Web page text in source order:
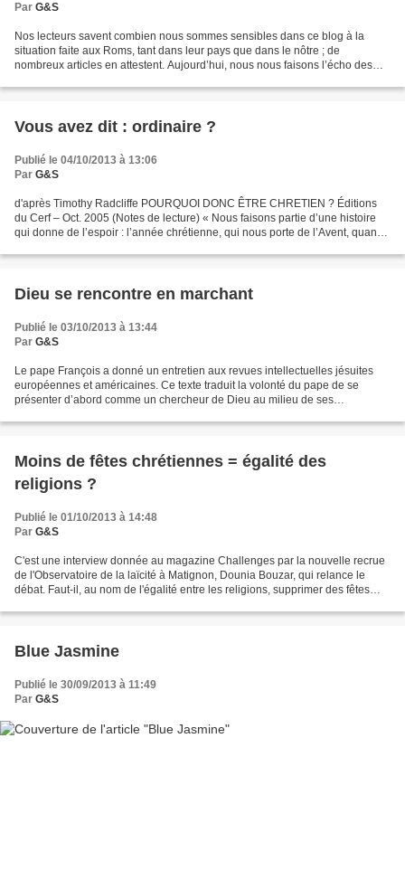
Par G&S
Nos lecteurs savent combien nous sommes sensibles dans ce blog à la
situation faite aux Roms, tant dans leur pays que dans le nôtre ; de
nombreux articles en attestent. Aujourd’hui, nous nous faisons l’écho des
Vous avez dit : ordinaire ?
Publié le 04/10/2013 à 13:06
Par G&S
d'après Timothy Radcliffe POURQUOI DONC ÊTRE CHRETIEN ? Éditions
du Cerf – Oct. 2005 (Notes de lecture) « Nous faisons partie d’une histoire
qui donne de l’espoir : l’année chrétienne, qui nous porte de l’Avent, quand
Dieu se rencontre en marchant
Publié le 03/10/2013 à 13:44
Par G&S
Le pape François a donné un entretien aux revues intellectuelles jésuites
européennes et américaines. Ce texte traduit la volonté du pape de se
présenter d’abord comme un chercheur de Dieu au milieu de ses
Moins de fêtes chrétiennes = égalité des
religions ?
Publié le 01/10/2013 à 14:48
Par G&S
C'est une interview donnée au magazine Challenges par la nouvelle recrue
de l'Observatoire de la laïcité à Matignon, Dounia Bouzar, qui relance le
débat. Faut-il, au nom de l'égalité entre les religions, supprimer des fêtes
Blue Jasmine
Publié le 30/09/2013 à 11:49
Par G&S